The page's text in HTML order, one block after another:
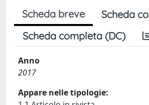
Scheda breve
Scheda
Scheda completa (DC)
Anno
2017
Appare nelle tipologie: